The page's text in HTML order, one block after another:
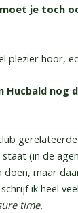
je toch
plezier hoor,
Hucbald nog
(in de
doen, maar
ik heel
time.